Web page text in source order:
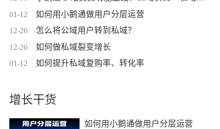
01-12 如何用小鹅通做用户分层运营
12-26 怎么将公域用户转到私域？
12-26 如何做私域裂变增长
01-12 如何提升私域复购率、转化率
增长干货
如何用小鹅通做用户分层运营